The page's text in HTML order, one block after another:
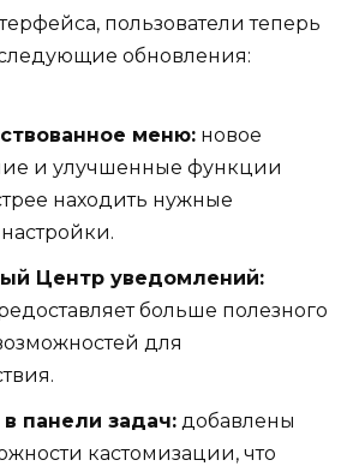
пользователи теперь
следующие обновления:
меню: новое
и улучшенные функции
находить нужные
Центр уведомлений:
больше полезного
для
панели задач: добавлены
кастомизации, что